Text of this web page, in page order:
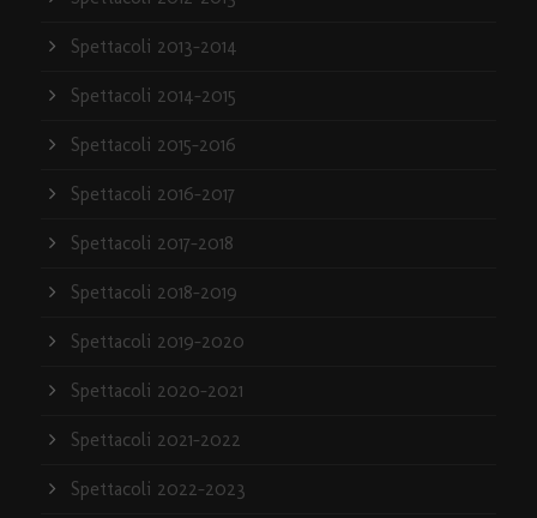
Spettacoli 2013-2014
Spettacoli 2014-2015
Spettacoli 2015-2016
Spettacoli 2016-2017
Spettacoli 2017-2018
Spettacoli 2018-2019
Spettacoli 2019-2020
Spettacoli 2020-2021
Spettacoli 2021-2022
Spettacoli 2022-2023